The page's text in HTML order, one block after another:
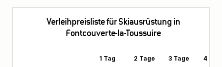
Verleihpreisliste für Skiausrüstung in
Fontcouverte-la-Toussuire
1 Tag 2 Tage 3 Tage 4